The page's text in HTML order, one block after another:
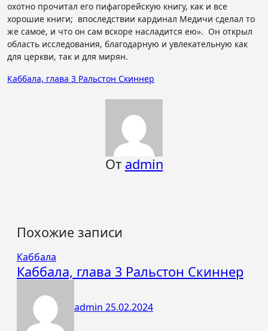
охотно прочитал его пифагорейскую книгу, как и все
хорошие книги; впоследствии кардинал Медичи сделал то
же самое, и что он сам вскоре насладится ею». Он открыл
область исследования, благодарную и увлекательную как
для церкви, так и для мирян.
Навигация
Каббала, глава 3 Ральстон Скиннер
От admin
Похожие записи
Каббала
Каббала, глава 3 Ральстон Скиннер
admin 25.02.2024